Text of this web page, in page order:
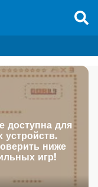
доступна для
ниже
игр!